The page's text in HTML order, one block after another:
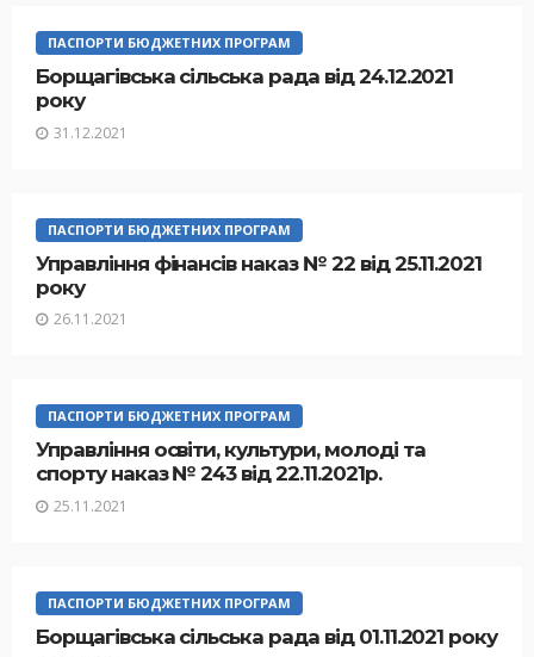
ПАСПОРТИ БЮДЖЕТНИХ ПРОГРАМ
Борщагівська сільська рада від 24.12.2021
року
31.12.2021
ПАСПОРТИ БЮДЖЕТНИХ ПРОГРАМ
Управління фінансів наказ № 22 від 25.11.2021
року
26.11.2021
ПАСПОРТИ БЮДЖЕТНИХ ПРОГРАМ
Управління освіти, культури, молоді та
спорту наказ № 243 від 22.11.2021р.
25.11.2021
ПАСПОРТИ БЮДЖЕТНИХ ПРОГРАМ
Борщагівська сільська рада від 01.11.2021 року